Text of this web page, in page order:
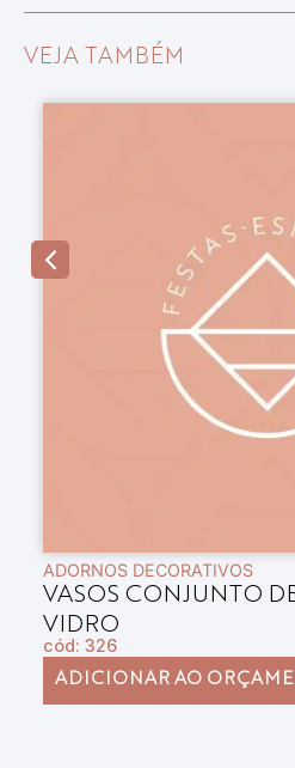
VEJA TAMBÉM
ADORNOS DECORATIVOS
VASOS CONJUNTO
VIDRO
cód: 326
ADICIONAR AO